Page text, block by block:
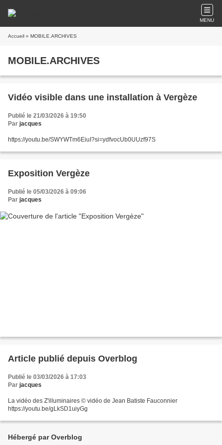
MENU
Accueil » MOBILE.ARCHIVES
MOBILE.ARCHIVES
Vidéo visible dans une installation à Vergèze
Publié le 21/03/2026 à 19:50
Par jacques
https://youtu.be/SWYWTm6EiuI?si=ydfvocUb0UUzf97S
Exposition Vergèze
Publié le 05/03/2026 à 09:06
Par jacques
Article publié depuis Overblog
Publié le 03/03/2026 à 17:03
Par jacques
La vidéo des Z'illuminaires © vidéo de Jean Batiste Fauconnier
https://youtu.be/gLkSD1uiyGg
Hébergé par Overblog